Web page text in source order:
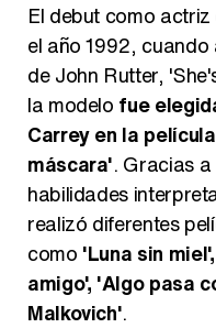
El debut como
el año 1992,
de John Rutter,
la modelo fue
Carrey en la
máscara'. Gracias
habilidades
realizó diferentes
como 'Luna sin
amigo', 'Algo pasa
Malkovich'.